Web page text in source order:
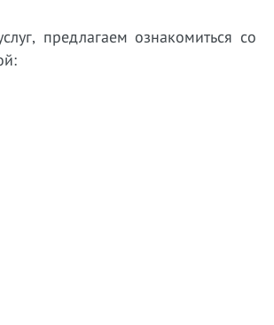
предлагаем ознакомиться со